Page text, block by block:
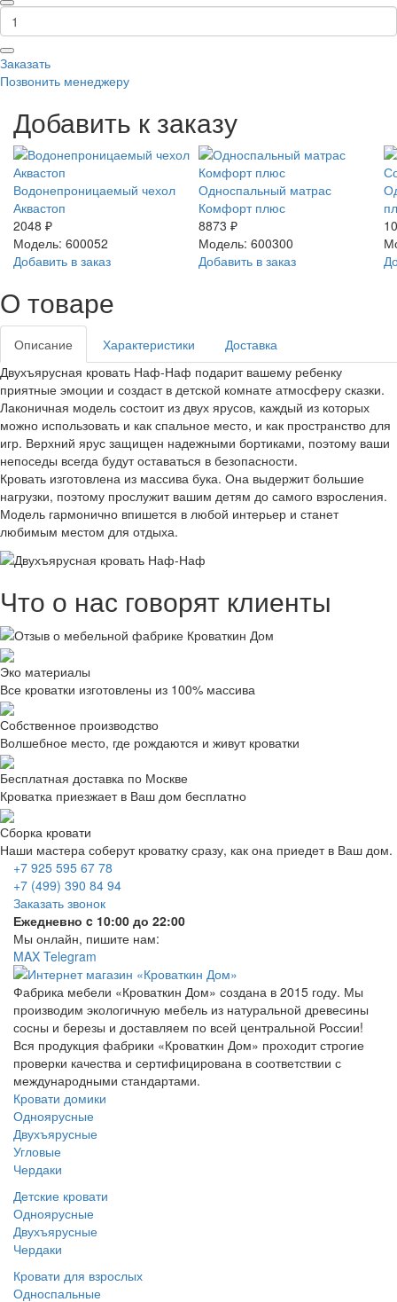
Заказать
Позвонить менеджеру
Добавить к заказу
Водонепроницаемый чехол
Аквастоп
2048 ₽
Модель: 600052
Добавить в заказ
Односпальный матрас
Комфорт плюс
8873 ₽
Модель: 600300
Добавить в заказ
О товаре
Описание Характеристики
Доставка
Двухъярусная кровать Наф-Наф подарит вашему ребенку
приятные эмоции и создаст в детской комнате атмосферу сказки.
Лаконичная модель состоит из двух ярусов, каждый из которых
можно использовать и как спальное место, и как пространство для
игр. Верхний ярус защищен надежными бортиками, поэтому ваши
непоседы всегда будут оставаться в безопасности.
Кровать изготовлена из массива бука. Она выдержит большие
нагрузки, поэтому прослужит вашим детям до самого взросления.
Модель гармонично впишется в любой интерьер и станет
любимым местом для отдыха.
Что о нас говорят клиенты
Эко материалы
Все кроватки изготовлены из 100% массива
Собственное производство
Волшебное место, где рождаются и живут кроватки
Бесплатная доставка по Москве
Кроватка приезжает в Ваш дом бесплатно
Сборка кровати
Наши мастера соберут кроватку сразу, как она приедет в Ваш дом.
+7 925 595 67 78
+7 (499) 390 84 94
Заказать звонок
Ежедневно c 10:00 до 22:00
Мы онлайн, пишите нам:
MAX Telegram
Фабрика мебели «Кроваткин Дом» создана в 2015 году. Мы
производим экологичную мебель из натуральной древесины
сосны и березы и доставляем по всей центральной России!
Вся продукция фабрики «Кроваткин Дом» проходит строгие
проверки качества и сертифицирована в соответствии с
международными стандартами.
Кровати домики
Одноярусные
Двухъярусные
Угловые
Чердаки
Детские кровати
Одноярусные
Двухъярусные
Чердаки
Кровати для взрослых
Односпальные